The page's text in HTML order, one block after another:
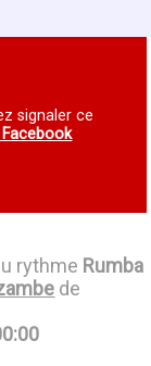
signaler ce
rythme Rumba
de